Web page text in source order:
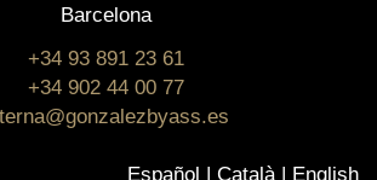
Barcelona
+34 93 891 23 61
+34 902 44 00 77
Español Català English